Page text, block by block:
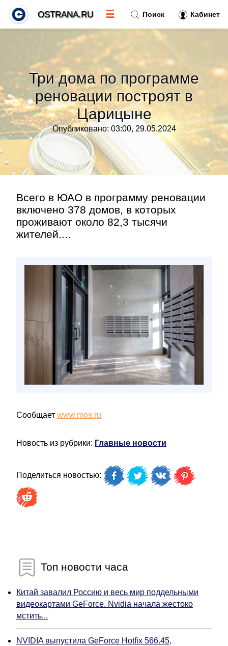
Три дома по программе
реновации построят в
Царицыне
Опубликовано: 03:00, 29.05.2024
Всего в ЮАО в программу реновации
включено 378 домов, в которых
проживают около 82,3 тысячи
жителей....
Сообщает www.mos.ru
Новость из рубрики: Главные новости
Поделиться новостью:
Топ новости часа
Китай завалил Россию и весь мир поддельными
видеокартами GeForce. Nvidia начала жестоко
мстить...
NVIDIA выпустила GeForce Hotfix 566.45,
Поиск Кабинет
OSTRANA.RU ☰
Тренды новостей»
Рубрики»
Правила
Контакт»